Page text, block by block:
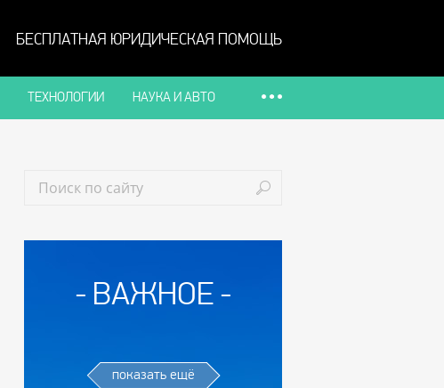
БЕСПЛАТНАЯ ЮРИДИЧЕСКАЯ ПОМОЩЬ
ТЕХНОЛОГИИ НАУКА И АВТО
ВАЖНОЕ
показать ещё